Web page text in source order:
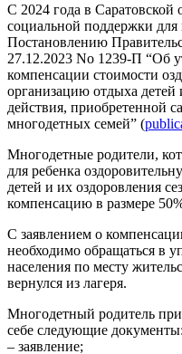
С 2024 года в Саратовской
социальной поддержки
Постановлению
27.12.2023 No 1239-П “Об
компенсации стоимости
организацию отдыха детей
действия, приобретенной
многодетных семей” (
Многодетные родители,
для ребенка
детей и их оздоровления
компенсацию в размере
С заявлением о
необходимо обращаться в
населения по месту
вернулся из лагеря.
Многодетный родитель
себе следующие документы:
– заявление;